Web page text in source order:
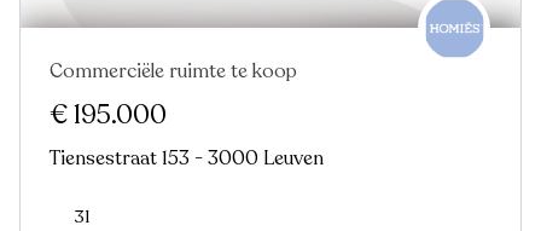
Commerciële ruimte te koop
€ 195.000
Tiensestraat 153 - 3000 Leuven
31